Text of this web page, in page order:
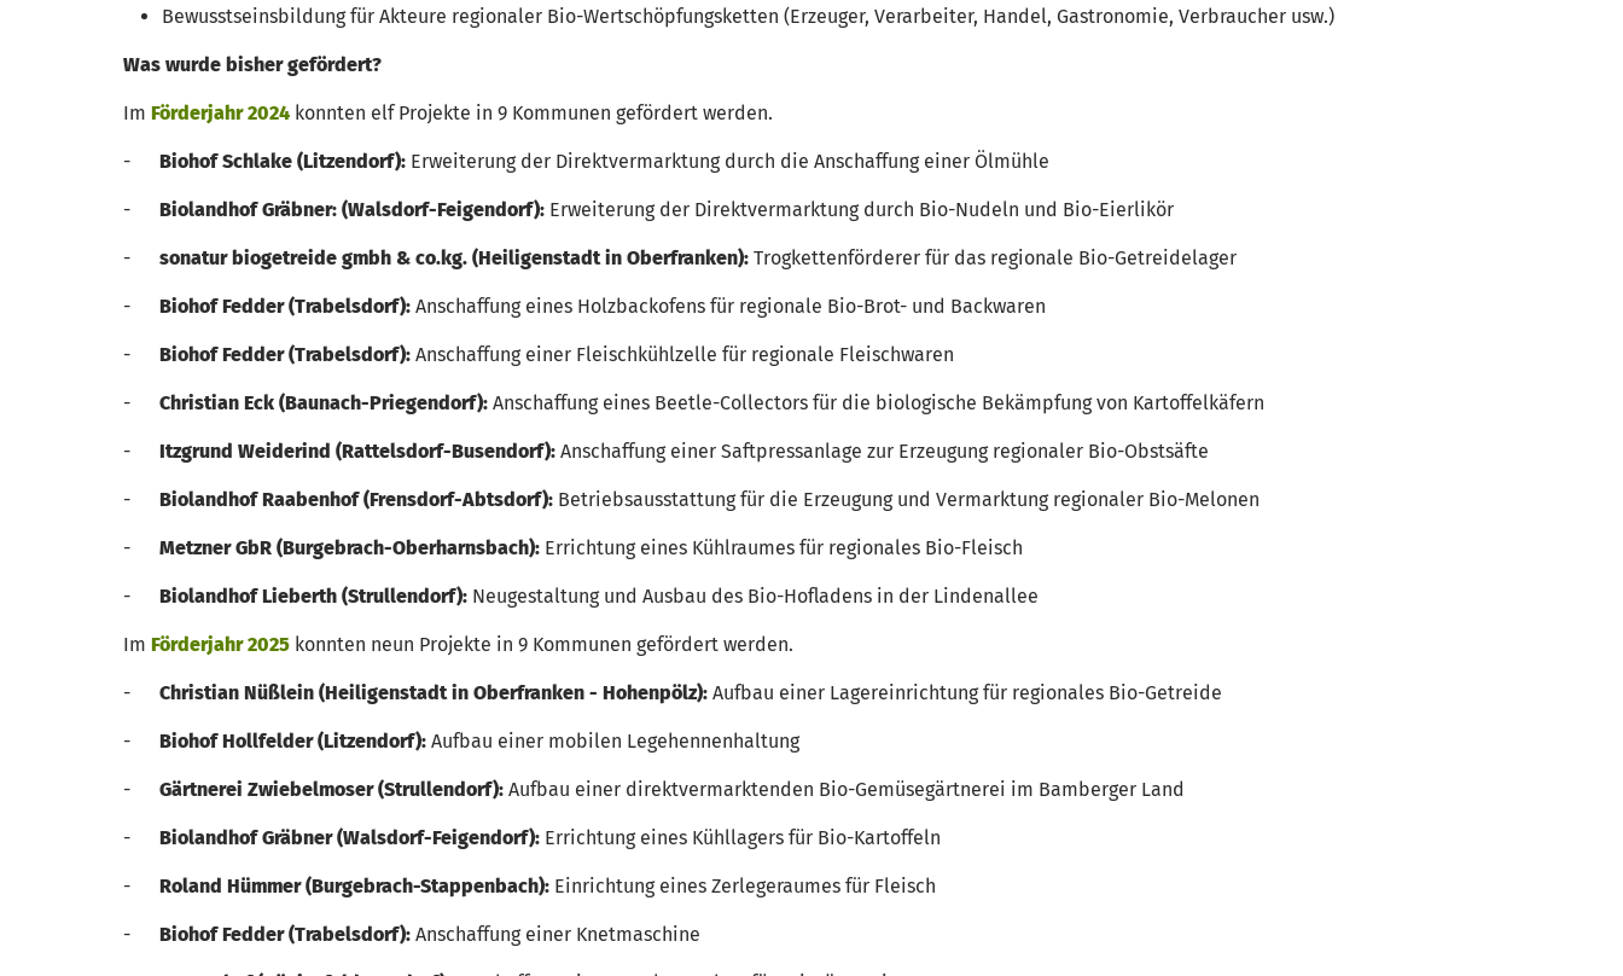
Bewusstseinsbildung für Akteure regionaler Bio-Wertschöpfungsketten (Erzeuger, Verarbeiter, Handel, Gastronomie, Verbraucher usw.)
Was wurde bisher gefördert?
Im Förderjahr 2024 konnten elf Projekte in 9 Kommunen gefördert werden.
- Biohof Schlake (Litzendorf): Erweiterung der Direktvermarktung durch die Anschaffung einer Ölmühle
- Biolandhof Gräbner: (Walsdorf-Feigendorf): Erweiterung der Direktvermarktung durch Bio-Nudeln und Bio-Eierlikör
- sonatur biogetreide gmbh & co.kg. (Heiligenstadt in Oberfranken): Trogkettenförderer für das regionale Bio-Getreidelager
- Biohof Fedder (Trabelsdorf): Anschaffung eines Holzbackofens für regionale Bio-Brot- und Backwaren
- Biohof Fedder (Trabelsdorf): Anschaffung einer Fleischkühlzelle für regionale Fleischwaren
- Christian Eck (Baunach-Priegendorf): Anschaffung eines Beetle-Collectors für die biologische Bekämpfung von Kartoffelkäfern
- Itzgrund Weiderind (Rattelsdorf-Busendorf): Anschaffung einer Saftpressanlage zur Erzeugung regionaler Bio-Obstsäfte
- Biolandhof Raabenhof (Frensdorf-Abtsdorf): Betriebsausstattung für die Erzeugung und Vermarktung regionaler Bio-Melonen
- Metzner GbR (Burgebrach-Oberharnsbach): Errichtung eines Kühlraumes für regionales Bio-Fleisch
- Biolandhof Lieberth (Strullendorf): Neugestaltung und Ausbau des Bio-Hofladens in der Lindenallee
Im Förderjahr 2025 konnten neun Projekte in 9 Kommunen gefördert werden.
- Christian Nüßlein (Heiligenstadt in Oberfranken - Hohenpölz): Aufbau einer Lagereinrichtung für regionales Bio-Getreide
- Biohof Hollfelder (Litzendorf): Aufbau einer mobilen Legehennenhaltung
- Gärtnerei Zwiebelmoser (Strullendorf): Aufbau einer direktvermarktenden Bio-Gemüsegärtnerei im Bamberger Land
- Biolandhof Gräbner (Walsdorf-Feigendorf): Errichtung eines Kühllagers für Bio-Kartoffeln
- Roland Hümmer (Burgebrach-Stappenbach): Einrichtung eines Zerlegeraumes für Fleisch
- Biohof Fedder (Trabelsdorf): Anschaffung einer Knetmaschine